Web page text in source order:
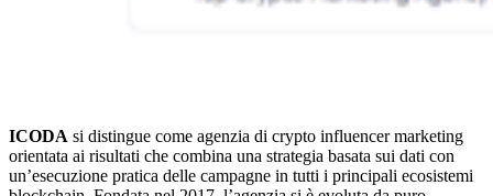
ICODA si distingue come agenzia di crypto influencer marketing
orientata ai risultati che combina una strategia basata sui dati con
un’esecuzione pratica delle campagne in tutti i principali ecosistemi